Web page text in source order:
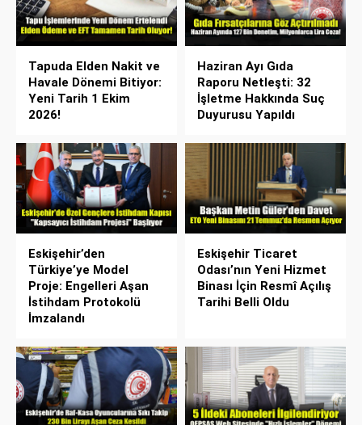
Tapuda Elden Nakit ve
Havale Dönemi Bitiyor:
Yeni Tarih 1 Ekim
2026!
Haziran Ayı Gıda
Raporu Netleşti: 32
İşletme Hakkında Suç
Duyurusu Yapıldı
Eskişehir’den
Türkiye’ye Model
Proje: Engelleri Aşan
İstihdam Protokolü
İmzalandı
Eskişehir Ticaret
Odası’nın Yeni Hizmet
Binası İçin Resmî Açılış
Tarihi Belli Oldu